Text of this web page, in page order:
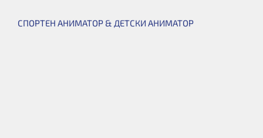
СПОРТЕН АНИМАТОР & ДЕТСКИ АНИМАТОР